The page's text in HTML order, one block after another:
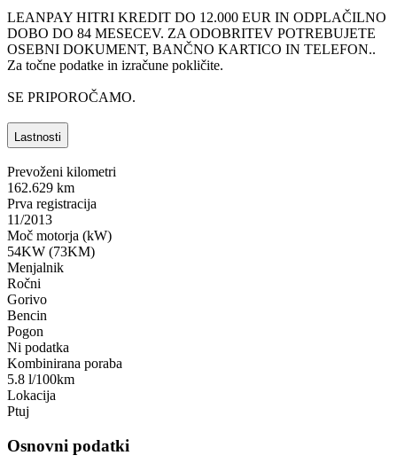
LEANPAY HITRI KREDIT DO 12.000 EUR IN ODPLAČILNO
DOBO DO 84 MESECEV. ZA ODOBRITEV POTREBUJETE
OSEBNI DOKUMENT, BANČNO KARTICO IN TELEFON..
Za točne podatke in izračune pokličite.
SE PRIPOROČAMO.
Lastnosti
Prevoženi kilometri
162.629 km
Prva registracija
11/2013
Moč motorja (kW)
54KW (73KM)
Menjalnik
Ročni
Gorivo
Bencin
Pogon
Ni podatka
Kombinirana poraba
5.8 l/100km
Lokacija
Ptuj
Osnovni podatki